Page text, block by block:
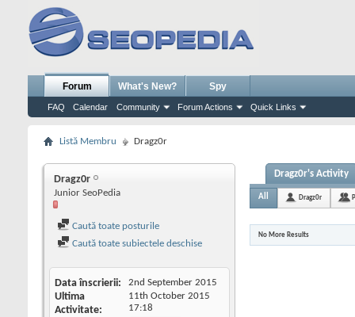
Forum
FAQ Calendar Community Forum Actions Quick Links
What's New? Spy
Listă Membru Dragz0r
Dragz0r
Junior SeoPedia
Caută toate posturile
Caută toate subiectele deschise
Data înscrierii 2nd September 2015
Ultima
Activitate
11th October 2015
17:18
Dragz0r's Activity
All Dragz0r
No More Results